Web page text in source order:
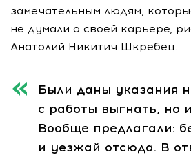
замечательным людям,
не думали о своей карьере,
Анатолий Никитич Шкребец.
Были даны указания
с работы выгнать, но
Вообще предлагали:
и уезжай отсюда. В